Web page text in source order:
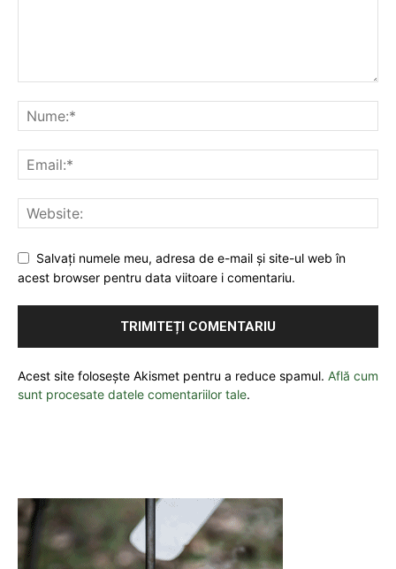
Salvați numele meu, adresa de e-mail și site-ul web în
acest browser pentru data viitoare i comentariu.
Acest site folosește Akismet pentru a reduce spamul. Află cum
sunt procesate datele comentariilor tale.